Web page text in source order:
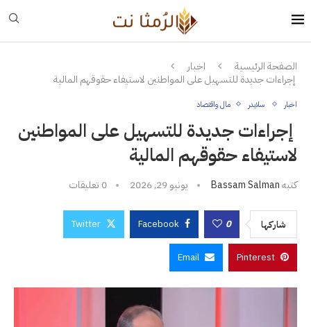
الصفحة الرئيسية
اخبار
إجراءات جديدة للتسهيل على المواطنين لاستيفاء حقوقهم المالية
اخبار سلايدر مال واقتصاد
إجراءات جديدة للتسهيل على المواطنين
لاستيفاء حقوقهم المالية
كتبهBassam Salman يونيو 29, 2026 0 تعليقات
شاركها 0
Facebook
Twitter
Pinterest
Email